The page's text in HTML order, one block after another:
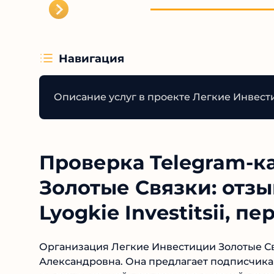
Навигация
Описание услуг в проекте Легкие
Проверка Telegram-
| Золотые Связки:
в Lyogkie Investitsii,
Александры